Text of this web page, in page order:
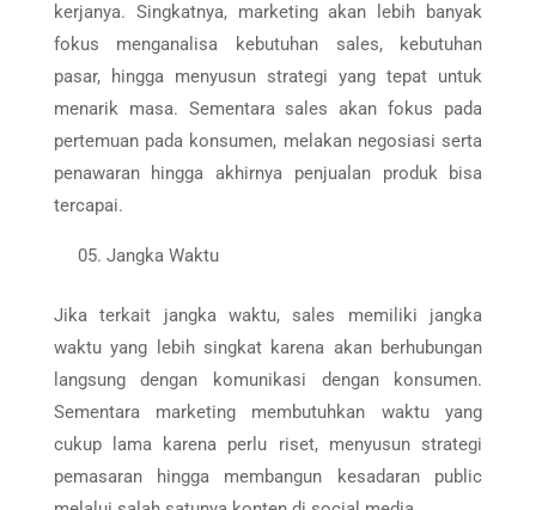
kerjanya. Singkatnya, marketing akan lebih banyak
fokus menganalisa kebutuhan sales, kebutuhan
pasar, hingga menyusun strategi yang tepat untuk
menarik masa. Sementara sales akan fokus pada
pertemuan pada konsumen, melakan negosiasi serta
penawaran hingga akhirnya penjualan produk bisa
tercapai.
Jangka Waktu
Jika terkait jangka waktu, sales memiliki jangka
waktu yang lebih singkat karena akan berhubungan
langsung dengan komunikasi dengan konsumen.
Sementara marketing membutuhkan waktu yang
cukup lama karena perlu riset, menyusun strategi
pemasaran hingga membangun kesadaran public